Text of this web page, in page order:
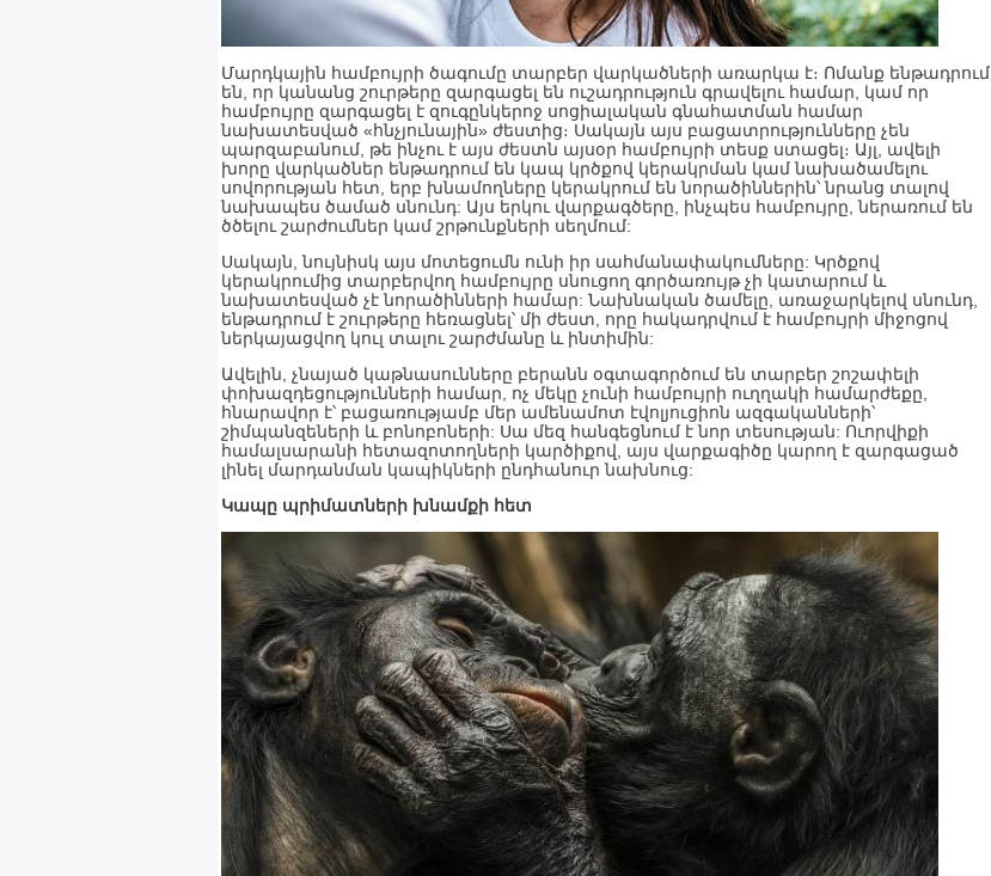
Մարդկային համբույրի ծագումը տարբեր վարկածների առարկա է։ Ոմանք ենթադրում
են, որ կանանց շուրթերը զարգացել են ուշադրություն գրավելու համար, կամ որ
համբույրը զարգացել է զուգընկերոջ սոցիալական գնահատման համար
նախատեսված «հնչյունային» ժեստից։ Սակայն այս բացատրությունները չեն
պարզաբանում, թե ինչու է այս ժեստն այսօր համբույրի տեսք ստացել։ Այլ, ավելի
խորը վարկածներ ենթադրում են կապ կրծքով կերակրման կամ նախածամելու
սովորության հետ, երբ խնամողները կերակրում են նորածիններին՝ նրանց տալով
նախապես ծամած սնունդ: Այս երկու վարքագծերը, ինչպես համբույրը, ներառում են
ծծելու շարժումներ կամ շրթունքների սեղմում:
Սակայն, նույնիսկ այս մոտեցումն ունի իր սահմանափակումները: Կրծքով
կերակրումից տարբերվող համբույրը սնուցող գործառույթ չի կատարում և
նախատեսված չէ նորածինների համար: Նախնական ծամելը, առաջարկելով սնունդ,
ենթադրում է շուրթերը հեռացնել՝ մի ժեստ, որը հակադրվում է համբույրի միջոցով
ներկայացվող կուլ տալու շարժմանը և ինտիմին:
Ավելին, չնայած կաթնասունները բերանն օգտագործում են տարբեր շոշափելի
փոխազդեցությունների համար, ոչ մեկը չունի համբույրի ուղղակի համարժեքը,
հնարավոր է՝ բացառությամբ մեր ամենամոտ էվոլյուցիոն ազգականների՝
շիմպանզեների և բոնոբոների: Սա մեզ հանգեցնում է նոր տեսության: Ուորվիքի
համալսարանի հետազոտողների կարծիքով, այս վարքագիծը կարող է զարգացած
լինել մարդանման կապիկների ընդհանուր նախնուց:
Կապը պրիմատների խնամքի հետ